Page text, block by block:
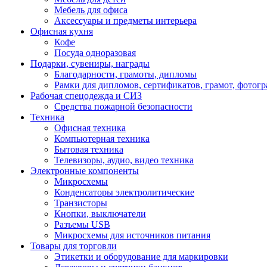
Мебель для офиса
Аксессуары и предметы интерьера
Офисная кухня
Кофе
Посуда одноразовая
Подарки, сувениры, награды
Благодарности, грамоты, дипломы
Рамки для дипломов, сертификатов, грамот,
Рабочая спецодежда и СИЗ
Средства пожарной безопасности
Техника
Офисная техника
Компьютерная техника
Бытовая техника
Телевизоры, аудио, видео техника
Электронные компоненты
Микросхемы
Конденсаторы электролитические
Транзисторы
Кнопки, выключатели
Разъемы USB
Микросхемы для источников питания
Товары для торговли
Этикетки и оборудование для маркировки